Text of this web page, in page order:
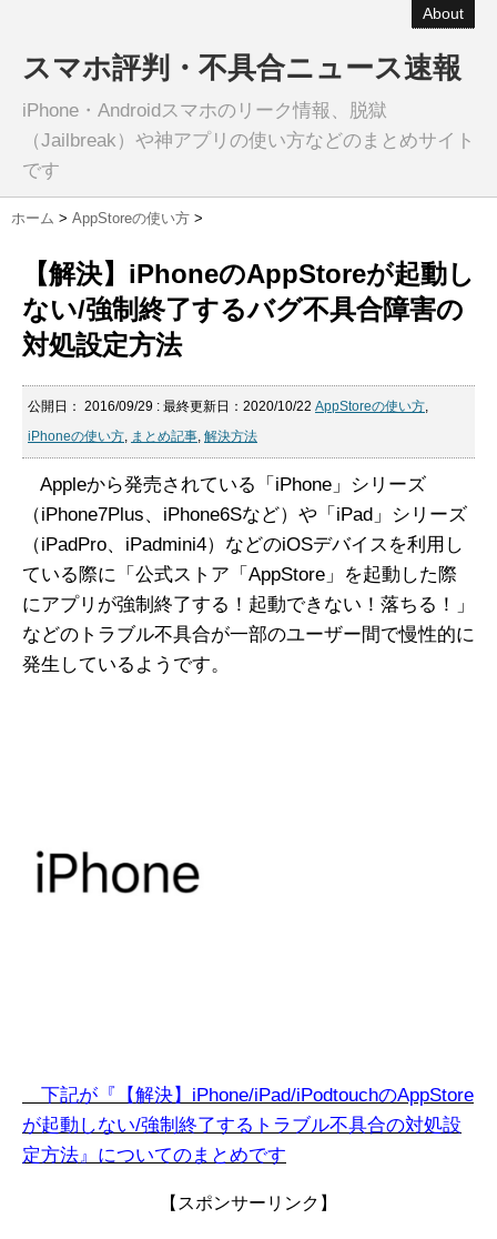
About
スマホ評判・不具合ニュース速報
iPhone・Androidスマホのリーク情報、脱獄
（Jailbreak）や神アプリの使い方などのまとめサイト
です
ホーム > AppStoreの使い方 >
【解決】iPhoneのAppStoreが起動し
ない/強制終了するバグ不具合障害の
対処設定方法
公開日： 2016/09/29 : 最終更新日：2020/10/22 AppStoreの使い方,
iPhoneの使い方, まとめ記事, 解決方法
Appleから発売されている「iPhone」シリーズ
（iPhone7Plus、iPhone6Sなど）や「iPad」シリーズ
（iPadPro、iPadmini4）などのiOSデバイスを利用し
ている際に「公式ストア「AppStore」を起動した際
にアプリが強制終了する！起動できない！落ちる！」
などのトラブル不具合が一部のユーザー間で慢性的に
発生しているようです。
下記が『【解決】iPhone/iPad/iPodtouchのAppStore
が起動しない/強制終了するトラブル不具合の対処設
定方法』についてのまとめです
【スポンサーリンク】